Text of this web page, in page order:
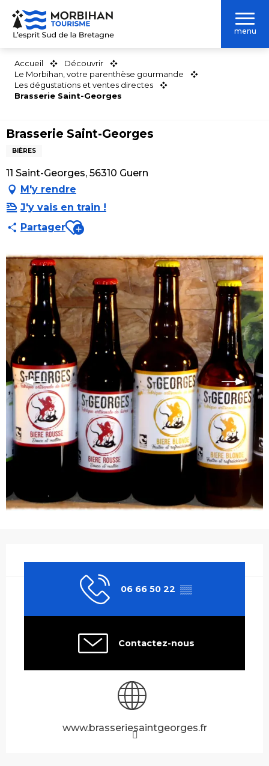
Aller
contenu
menu
Accueil
Découvrir
Le Morbihan, votre parenthèse gourmande
Les dégustations et ventes directes
Brasserie Saint-Georges
Brasserie Saint-Georges
BIÈRES
11 Saint-Georges, 56310 Guern
M'y rendre
J'y vais en train !
PartagerAjouter aux favoris
06 66 50 22 ▒▒
Contactez-nous
www.brasseriesaintgeorges.fr